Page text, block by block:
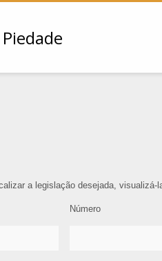
a legislação desejada,
Número